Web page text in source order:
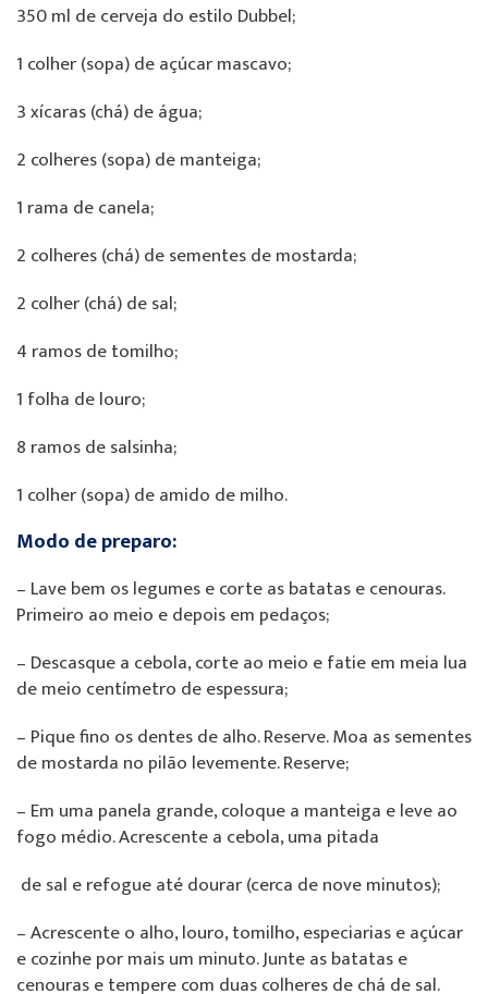
350 ml de cerveja do estilo Dubbel;
1 colher (sopa) de açúcar mascavo;
3 xícaras (chá) de água;
2 colheres (sopa) de manteiga;
1 rama de canela;
2 colheres (chá) de sementes de mostarda;
2 colher (chá) de sal;
4 ramos de tomilho;
1 folha de louro;
8 ramos de salsinha;
1 colher (sopa) de amido de milho.
Modo de preparo:
– Lave bem os legumes e corte as batatas e cenouras.
Primeiro ao meio e depois em pedaços;
– Descasque a cebola, corte ao meio e fatie em meia lua
de meio centímetro de espessura;
– Pique fino os dentes de alho. Reserve. Moa as sementes
de mostarda no pilão levemente. Reserve;
– Em uma panela grande, coloque a manteiga e leve ao
fogo médio. Acrescente a cebola, uma pitada
de sal e refogue até dourar (cerca de nove minutos);
– Acrescente o alho, louro, tomilho, especiarias e açúcar
e cozinhe por mais um minuto. Junte as batatas e
cenouras e tempere com duas colheres de chá de sal.